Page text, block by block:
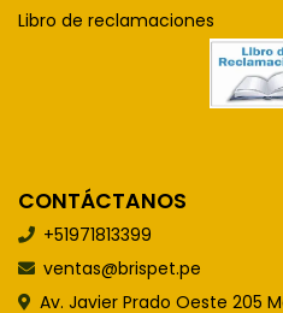
Libro de reclamaciones
CONTÁCTANOS
+51971813399
ventas@brispet.pe
Av. Javier Prado Oeste 205